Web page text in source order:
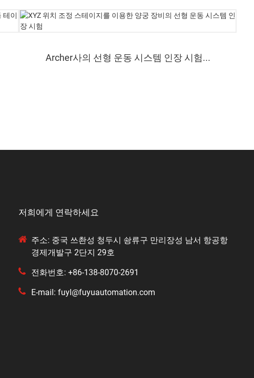
Archer사의 선형 운동 시스템 인장 시험...
저희에게 연락하세요
주소: 중국 쓰촨성 청두시 솽류구 만리장성 남서 항공항
경제개발구 2단지 29호
전화번호: +86-138-8070-2691
E-mail: fuyl@fuyuautomation.com